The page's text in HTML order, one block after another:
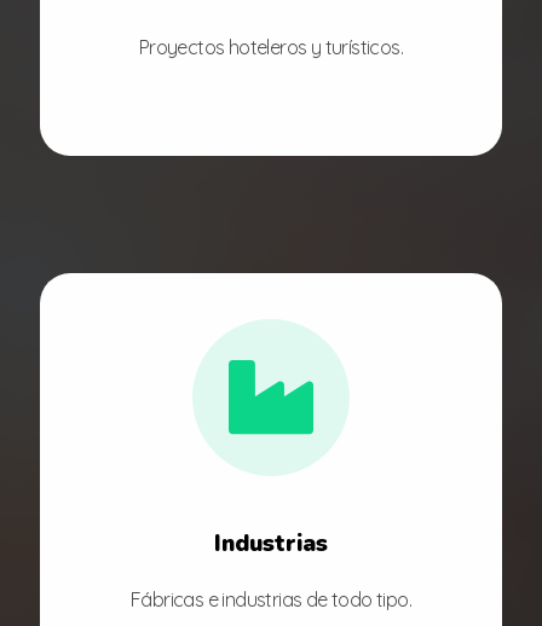
Proyectos hoteleros y turísticos.
Industrias
Fábricas e industrias de todo tipo.